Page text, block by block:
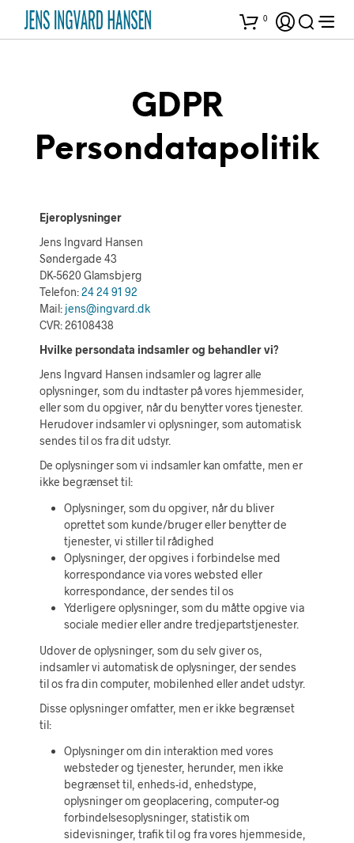
0
GDPR
Persondatapolitik
Ejeroplysninger
Jens Ingvard Hansen
Søndergade 43
DK-5620 Glamsbjerg
Telefon:24 24 91 92
Mail: jens@ingvard.dk
CVR: 26108438
Hvilke persondata indsamler og behandler vi?
Jens Ingvard Hansen indsamler og lagrer alle
oplysninger, som du indtaster på vores hjemmesider,
eller som du opgiver, når du benytter vores tjenester.
Herudover indsamler vi oplysninger, som automatisk
sendes til os fra dit udstyr.
De oplysninger som vi indsamler kan omfatte, men er
ikke begrænset til:
Oplysninger, som du opgiver, når du bliver
oprettet som kunde/bruger eller benytter de
tjenester, vi stiller til rådighed
Oplysninger, der opgives i forbindelse med
korrespondance via vores websted eller
korrespondance, der sendes til os
Yderligere oplysninger, som du måtte opgive via
sociale medier eller andre tredjepartstjenester.
Udover de oplysninger, som du selv giver os,
indsamler vi automatisk de oplysninger, der sendes
til os fra din computer, mobilenhed eller andet udstyr.
Disse oplysninger omfatter, men er ikke begrænset
til:
Oplysninger om din interaktion med vores
websteder og tjenester, herunder, men ikke
begrænset til, enheds-id, enhedstype,
oplysninger om geoplacering, computer-og
forbindelsesoplysninger, statistik om
sidevisninger, trafik til og fra vores hjemmeside,